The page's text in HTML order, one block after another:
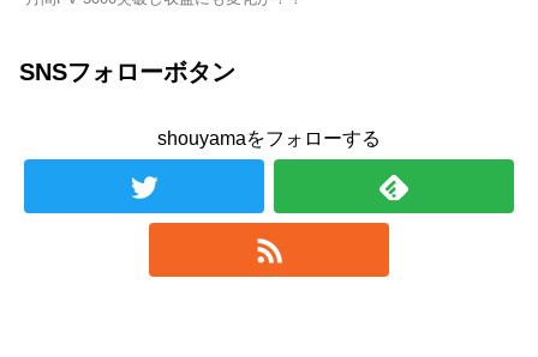
SNSフォローボタン
shouyamaをフォローする